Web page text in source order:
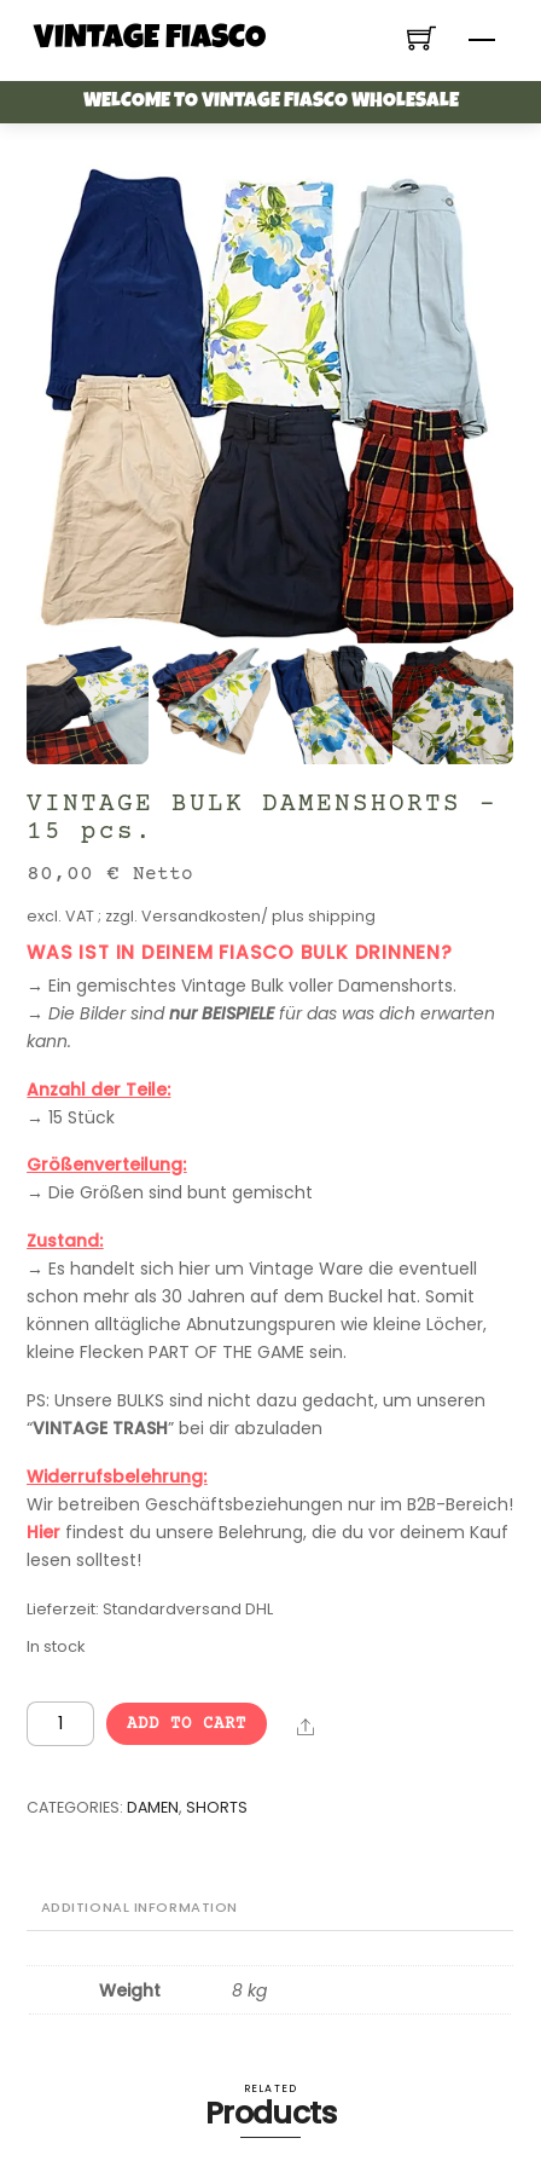
Menu
VINTAGE FIASCO
WELCOME TO VINTAGE FIASCO WHOLESALE
VINTAGE BULK DAMENSHORTS –
15 pcs.
80,00€
Netto
excl. VAT ; zzgl.Versandkosten/ plus shipping
WAS IST IN DEINEM FIASCO BULK DRINNEN?
→ Ein gemischtes Vintage Bulk voller Damenshorts.
→Die Bilder sindnur BEISPIELEfür das was dich erwarten
kann.
Anzahl der Teile:
→ 15 Stück
Größenverteilung:
→Die Größen sind bunt gemischt
Zustand:
→Es handelt sich hier um Vintage Ware die eventuell
schon mehr als 30 Jahren auf dem Buckel hat. Somit
können alltägliche Abnutzungspuren wie kleine Löcher,
kleine Flecken PART OF THE GAME sein.
PS: Unsere BULKS sind nicht dazu gedacht, um unseren
“VINTAGE TRASH” bei dir abzuladen
Widerrufsbelehrung:
Wir betreiben Geschäftsbeziehungen nur im B2B-Bereich!
Hier findest du unsere Belehrung, die du vor deinem Kauf
lesen solltest!
Lieferzeit: Standardversand DHL
In stock
VINTAGE
BULK
-
ADD TO CART Share
CATEGORIES:DAMEN,SHORTS
ADDITIONAL INFORMATION
Weight 8 kg
RELATED
Products